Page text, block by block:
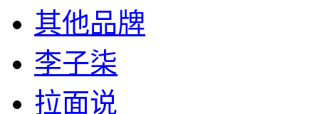
其他品牌
李子柒
拉面说